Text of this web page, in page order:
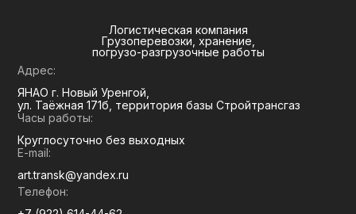
Логистическая компания
Грузоперевозки, хранение,
погрузо-разгрузочные работы
Адрес:
ЯНАО г. Новый Уренгой,
ул. Таёжная 171б, территория базы Стройтрансгаз
Часы работы:
Круглосуточно без выходных
E-mail:
art.transk@yandex.ru
Телефон: